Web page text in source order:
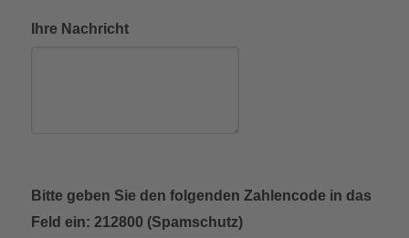
Ihre Nachricht
Bitte geben Sie den folgenden Zahlencode in das
Feld ein: 212800 (Spamschutz)